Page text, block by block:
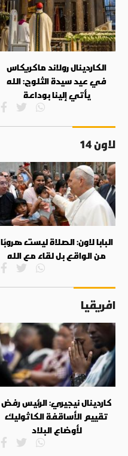
الكاردينال رولاند ماكريكاس
في عيد سيدة الثلوج: الله
يأتي إلينا بوداعة
لاون 14
البابا لاون: الصلاة ليست هروبًا
من الواقع بل لقاء مع الله
افريقيا
كاردينال نيجيري: الرئيس رفض
تقييم الأساقفة الكاثوليك
لأوضاع البلاد